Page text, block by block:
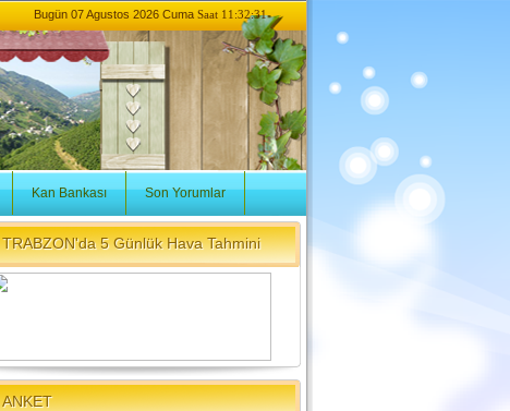
Bugün 07 Agustos 2026 Cuma Saat 11:32:31
Kan Bankası Son Yorumlar
TRABZON'da 5 Günlük Hava Tahmini
ANKET